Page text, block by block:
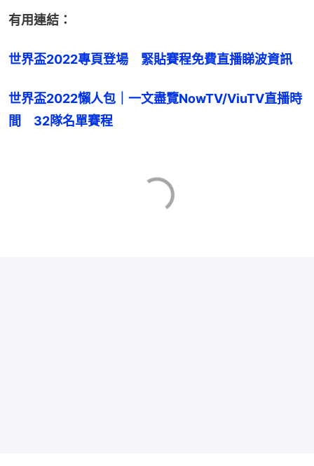
有用連結：
世界盃2022專頁登場　緊貼賽程免費直播睇波資訊
世界盃2022懶人包｜一文盡覽NowTV/ViuTV直播時
間　32隊名單賽程